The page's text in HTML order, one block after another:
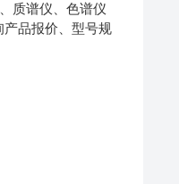
质谱仪、色谱仪
品报价、型号规